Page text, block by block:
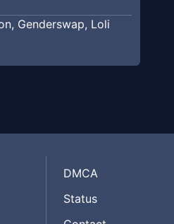
, Genderswap, Loli
DMCA
Status